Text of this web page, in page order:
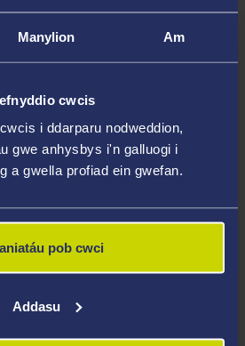
Manylion Am
cwcis
i ddarparu nodweddion,
gwe anhysbys i'n galluogi i
a gwella profiad ein gwefan.
pob cwci
Addasu
ar y cyfryngau
trwy ddefnyddio